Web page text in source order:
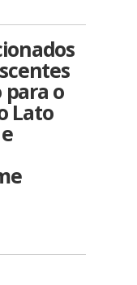
para o
Lato